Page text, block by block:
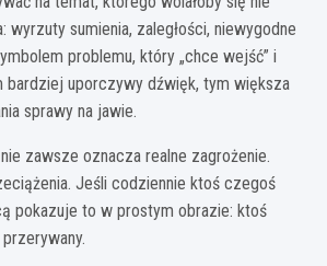
wyrzuty sumienia, zaległości, niewygodne
problemu, który „chce wejść” i
bardziej uporczywy dźwięk, tym większa
sprawy na jawie.
zawsze oznacza realne zagrożenie.
Jeśli codziennie ktoś czegoś
pokazuje to w prostym obrazie: ktoś